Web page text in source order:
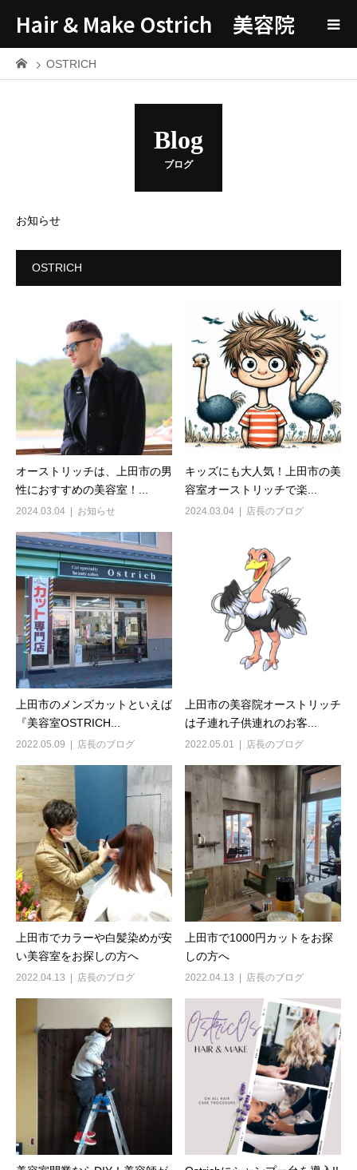
Hair & Make Ostrich 美容院
OSTRICH
Blog
ブログ
お知らせ
OSTRICH
オーストリッチは、上田市の男
性におすすめの美容室！...
2024.03.04 お知らせ
キッズにも大人気！上田市の美
容室オーストリッチで楽...
2024.03.04 店長のブログ
上田市のメンズカットといえば
『美容室OSTRICH...
2022.05.09 店長のブログ
上田市の美容院オーストリッチ
は子連れ子供連れのお客...
2022.05.01 店長のブログ
上田市でカラーや白髪染めが安
い美容室をお探しの方へ
2022.04.13 店長のブログ
上田市で1000円カットをお探
しの方へ
2022.04.13 店長のブログ